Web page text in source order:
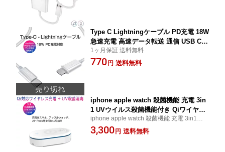
Type C Lightningケーブル PD充電 18W
急速充電 高速データ転送 通信 USB C
ライトニング Power Deliverly 1m 白 iP
hone iPad 最新ios対応 1ヶ月保証
1ヶ月保証 送料無料
770 円 送料無料
iphone apple watch 殺菌機能 充電 3in
1 UVウイルス殺菌機能付き Qiワイヤレ
ス 10W 無線 急速充電 Android アップ
ルウォッチ AirPods 同時充電 GalaxyS
iphone apple watch 殺菌機能 充電 3in1【コ
ロナウィルス対策！！ スマホや時計、アク
セサリー、小物等のコロナの消毒に！！】
3,300 円 送料無料